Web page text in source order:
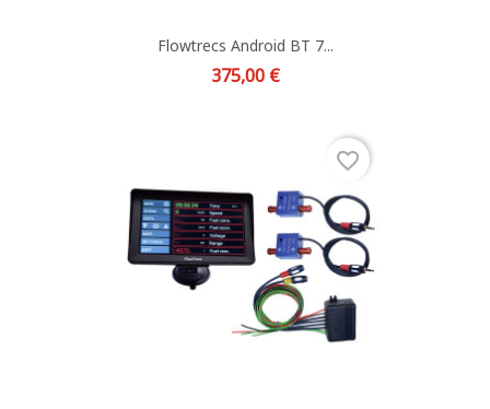
Flowtrecs Android BT 7...
Prix
375,00 €
favorite_border